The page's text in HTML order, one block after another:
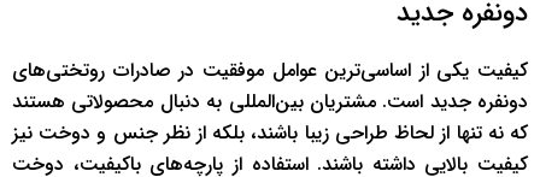
دونفره جدید
کیفیت یکی از اساسی‌ترین عوامل موفقیت در صادرات روتختی‌های
دونفره جدید است. مشتریان بین‌المللی به دنبال محصولاتی هستند
که نه تنها از لحاظ طراحی زیبا باشند، بلکه از نظر جنس و دوخت نیز
کیفیت بالایی داشته باشند. استفاده از پارچه‌های باکیفیت، دوخت